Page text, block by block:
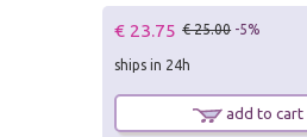
€ 23.75 € 25.00 -5%
ships in 24h
add to cart